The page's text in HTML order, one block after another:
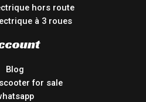
hors route
à 3 roues
Blog
for sale